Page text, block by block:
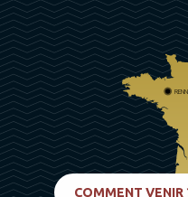
COMMENT VENIR